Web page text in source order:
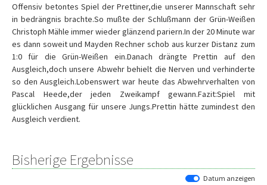
Offensiv betontes Spiel der Prettiner,die unserer Mannschaft sehr
in bedrängnis brachte.So mußte der Schlußmann der Grün-Weißen
Christoph Mähle immer wieder glänzend pariern.In der 20 Minute war
es dann soweit und Mayden Rechner schob aus kurzer Distanz zum
1:0 für die Grün-Weißen ein.Danach drängte Prettin auf den
Ausgleich,doch unsere Abwehr behielt die Nerven und verhinderte
so den Ausgleich.Lobenswert war heute das Abwehrverhalten von
Pascal Heede,der jeden Zweikampf gewann.Fazit:Spiel mit
glücklichen Ausgang für unsere Jungs.Prettin hätte zumindest den
Ausgleich verdient.
Bisherige Ergebnisse
Datum anzeigen